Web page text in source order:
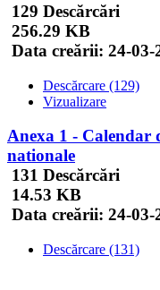
129 Descărcări
256.29 KB
Data creării: 24-03-
Descărcare (129)
Vizualizare
Anexa 1 - Calendar
nationale
131 Descărcări
14.53 KB
Data creării: 24-03-
Descărcare (131)